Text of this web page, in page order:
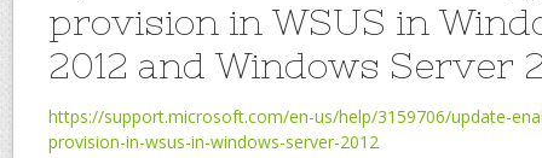
provision in WSUS in
2012 and Windows Server
https://support.microsoft.com/en-us/help/3159706/update-
provision-in-wsus-in-windows-server-2012